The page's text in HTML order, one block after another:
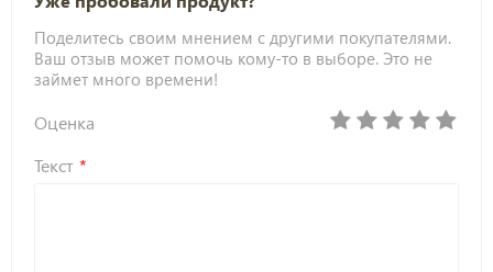
Поделитесь своим мнением с другими покупателями.
Ваш отзыв может помочь кому-то в выборе. Это не
займет много времени!
Оценка
Текст